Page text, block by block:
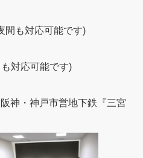
間も対応可能です)
対応可能です)
神・神戸市営地下鉄『三宮